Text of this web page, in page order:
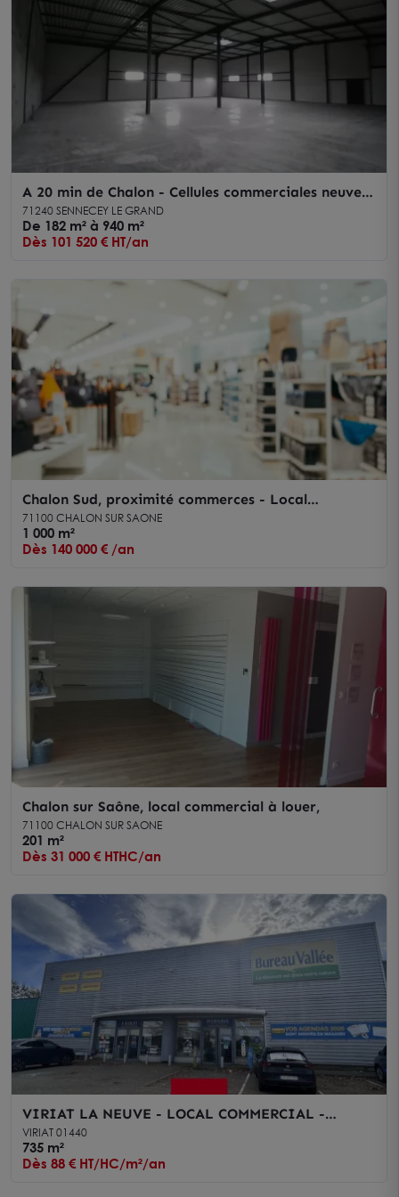
A 20 min de Chalon - Cellules commerciales neuves
à louer
71240 SENNECEY LE GRAND
De 182 m² à 940 m²
Dès 101 520 € HT/an
Chalon Sud, proximité commerces - Local
commercial en construction à louer
71100 CHALON SUR SAONE
1 000 m²
Dès 140 000 € /an
Chalon sur Saône, local commercial à louer,
71100 CHALON SUR SAONE
201 m²
Dès 31 000 € HTHC/an
VIRIAT LA NEUVE - LOCAL COMMERCIAL -
LOCATION
VIRIAT 01440
735 m²
Dès 88 € HT/HC/m²/an